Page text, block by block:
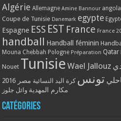
Algérie Allemagne Amine Bannour angola
Coupe de Tunisie Danemark egypte
Espagne ESS EST France France
handball Handball féminin
Mouna Chebbah Pologne Préparation Qatar
Nouet Tunisie Wael Jallouz
تونس كرة اليد النسائية مصر 2016
مكارم المهدية وائل جلوز
Catégories